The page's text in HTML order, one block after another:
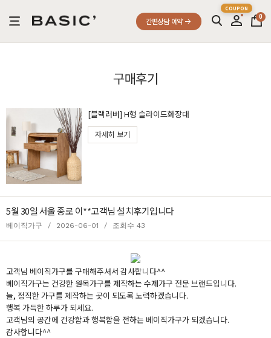
간편상담 예약
0
구매후기
[블랙러버] H형 슬라이드화장대
자세히 보기
5월 30일 서울 종로 이**고객님 설치후기입니다
베이직가구 / 2026-06-01 / 조회수 43
고객님 베이직가구를 구매해주셔서 감사합니다^^
베이직가구는 건강한 원목가구를 제작하는 수제가구 전문 브랜드입니다.
늘, 정직한 가구를 제작하는 곳이 되도록 노력하겠습니다.
행복 가득한 하루가 되세요.
고객님의 공간에 건강함과 행복함을 전하는 베이직가구가 되겠습니다.
감사합니다^^